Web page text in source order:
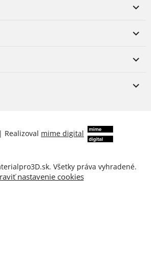
| Realizoval mime digital
. Všetky práva vyhradené.
nastavenie cookies